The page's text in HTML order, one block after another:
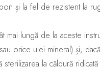
și la fel de rezistent la
mai lungă de la aceste
orice ulei mineral) și,
la căldură